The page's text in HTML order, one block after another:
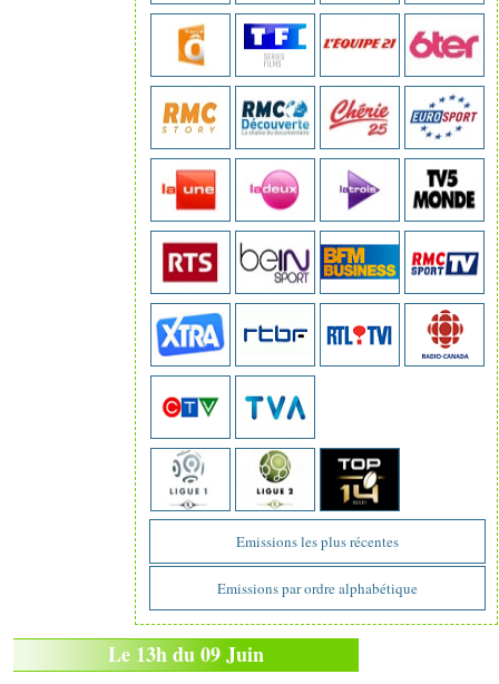
Emissions les plus récentes
Emissions par ordre alphabétique
Le 13h du 09 Juin